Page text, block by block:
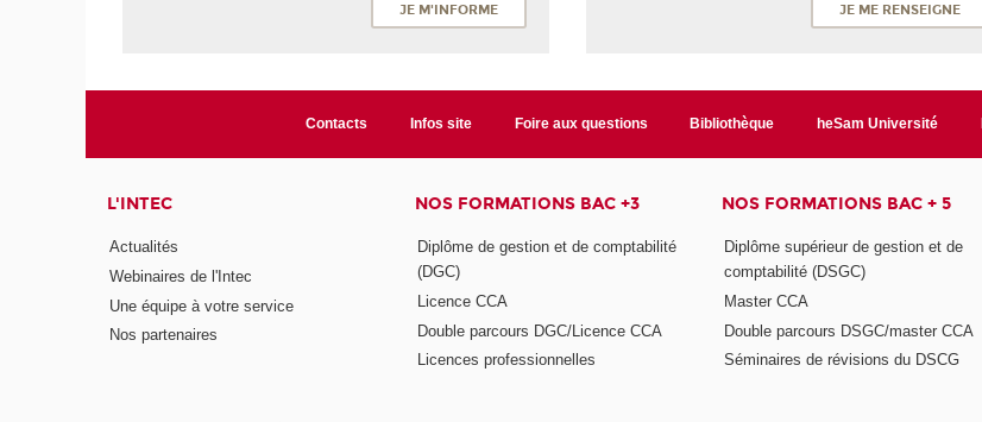
JE M'INFORME JE ME RENSEIGNE
Contacts Infos site Foire aux questions Bibliothèque heSam Université
L'INTEC
Actualités
Webinaires de l'Intec
Une équipe à votre service
Nos partenaires
NOS FORMATIONS BAC +3
Diplôme de gestion et de comptabilité
(DGC)
Licence CCA
Double parcours DGC/Licence CCA
Licences professionnelles
NOS FORMATIONS BAC + 5
Diplôme supérieur de gestion et de
comptabilité (DSGC)
Master CCA
Double parcours DSGC/master CCA
Séminaires de révisions du DSCG